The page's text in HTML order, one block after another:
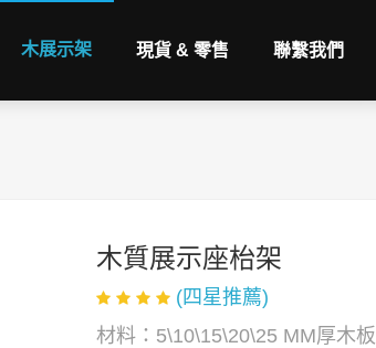
木展示架 現貨 & 零售 聯繫我們
木質展示座枱架
(四星推薦)
材料：5\10\15\20\25 MM厚木板